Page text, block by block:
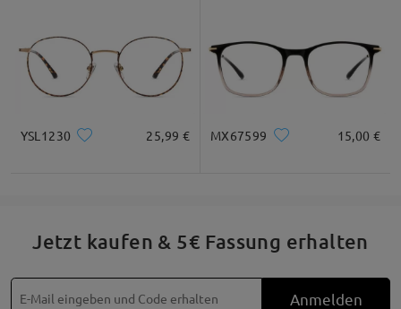
stellen.
YSL1230 25,99 € MX67599 15,00 €
Jetzt kaufen & 5€ Fassung erhalten
Anmelden